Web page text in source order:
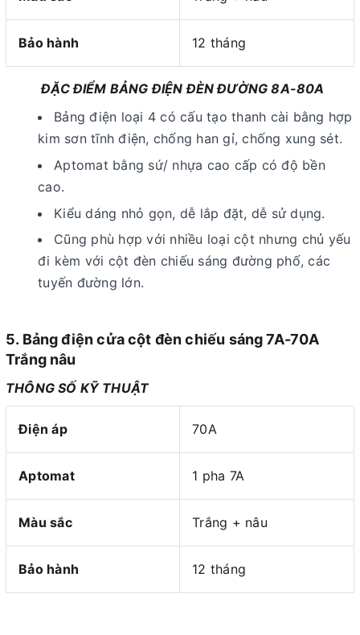
Bảo hành 12 tháng
ĐẶC ĐIỂM BẢNG ĐIỆN ĐÈN ĐƯỜNG 8A-80A
Bảng điện loại 4 có cấu tạo thanh cài bằng hợp
kim sơn tĩnh điện, chống han gỉ, chống xung sét.
Aptomat bằng sứ/ nhựa cao cấp có độ bền
cao.
Kiểu dáng nhỏ gọn, dễ lắp đặt, dễ sử dụng.
Cũng phù hợp với nhiều loại cột nhưng chủ yếu
đi kèm với cột đèn chiếu sáng đường phố, các
tuyến đường lớn.
5. Bảng điện cửa cột đèn chiếu sáng 7A-70A
Trắng nâu
THÔNG SỐ KỸ THUẬT
Điện áp 70A
Aptomat 1 pha 7A
Màu sắc Trắng + nâu
Bảo hành 12 tháng